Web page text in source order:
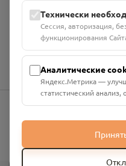
Юридический адрес: 216790,
Руднянский, г. Рудня, улица
Номер счёта:
Кор. счёт:
info@pomnim.online
Технически
Сессия, авторизация,
функционирования
Аналитические
Яндекс.Метрика —
статистический